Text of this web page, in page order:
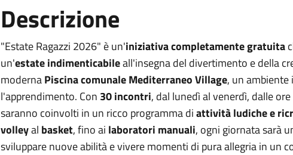
Descrizione
"Estate Ragazzi 2026" è un'iniziativa completamente gratuita
un'estate indimenticabileall'insegna del divertimento e della
modernaPiscina comunale Mediterraneo Village, un ambiente
l'apprendimento. Con 30 incontri, dal lunedì al venerdì, dalle
saranno coinvolti in un ricco programma diattività ludiche e
volleyal basket, fino ai laboratori manuali, ogni giornata sarà
sviluppare nuove abilità e vivere momenti di pura allegria in un